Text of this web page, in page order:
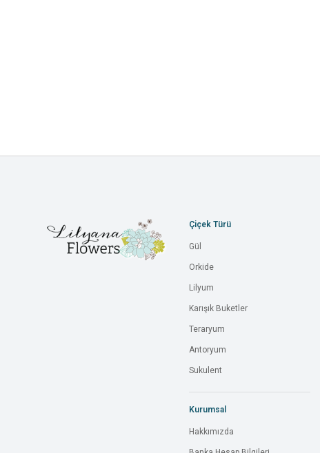
Çiçek Türü
Gül
Orkide
Lilyum
Karışık Buketler
Teraryum
Antoryum
Sukulent
Kurumsal
Hakkımızda